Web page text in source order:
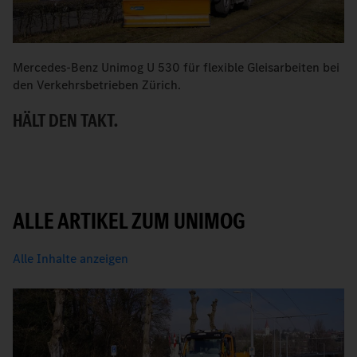
Mercedes-Benz Unimog U 530 für flexible Gleisarbeiten bei
den Verkehrsbetrieben Zürich.
HÄLT DEN TAKT.
ALLE ARTIKEL ZUM UNIMOG
Alle Inhalte anzeigen